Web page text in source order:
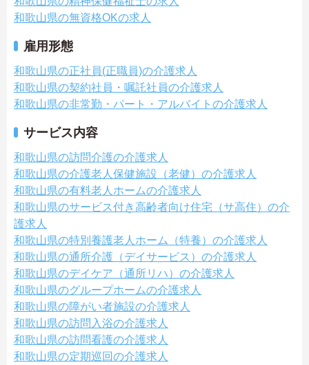
和歌山県の無資格OKの求人
雇用形態
和歌山県の正社員(正職員)の介護求人
和歌山県の契約社員・嘱託社員の介護求人
和歌山県の非常勤・パート・アルバイトの介護求人
サービス内容
和歌山県の訪問介護の介護求人
和歌山県の介護老人保健施設（老健）の介護求人
和歌山県の有料老人ホームの介護求人
和歌山県のサービス付き高齢者向け住宅（サ高住）の介
護求人
和歌山県の特別養護老人ホーム（特養）の介護求人
和歌山県の通所介護（デイサービス）の介護求人
和歌山県のデイケア（通所リハ）の介護求人
和歌山県のグループホームの介護求人
和歌山県の障がい者施設の介護求人
和歌山県の訪問入浴の介護求人
和歌山県の訪問看護の介護求人
和歌山県の定期巡回の介護求人